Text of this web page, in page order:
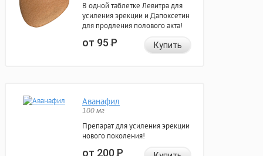
В одной таблетке Левитра для
усиления эрекции и Дапоксетин
для продления полового акта!
от 95Р Купить
Аванафил
100 мг
Препарат для усиления эрекции
нового поколения!
от 200Р